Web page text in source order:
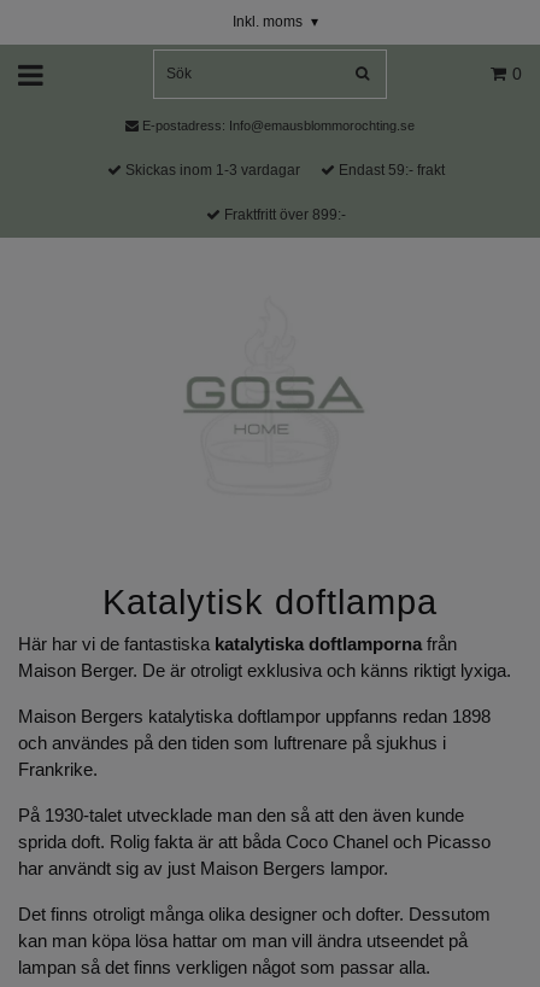
Inkl. moms ▾
0
E-postadress: Info@emausblommorochting.se
Skickas inom 1-3 vardagar Endast 59:- frakt
Fraktfritt över 899:-
Katalytisk doftlampa
Här har vi de fantastiska katalytiska doftlamporna från
Maison Berger. De är otroligt exklusiva och känns riktigt lyxiga.
Maison Bergers katalytiska doftlampor uppfanns redan 1898
och användes på den tiden som luftrenare på sjukhus i
Frankrike.
På 1930-talet utvecklade man den så att den även kunde
sprida doft. Rolig fakta är att båda Coco Chanel och Picasso
har användt sig av just Maison Bergers lampor.
Det finns otroligt många olika designer och dofter. Dessutom
kan man köpa lösa hattar om man vill ändra utseendet på
lampan så det finns verkligen något som passar alla.